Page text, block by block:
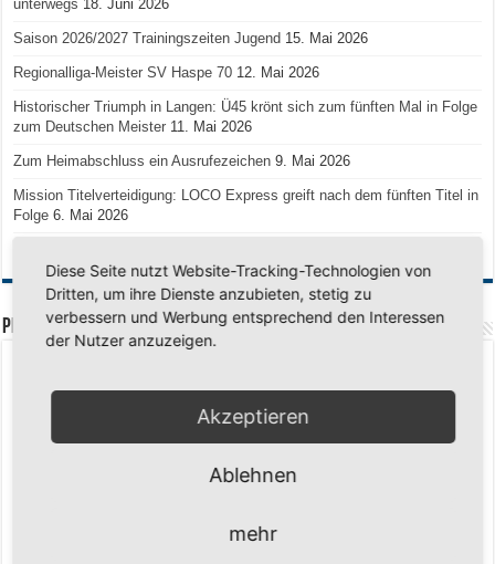
unterwegs 18. Juni 2026
Saison 2026/2027 Trainingszeiten Jugend 15. Mai 2026
Regionalliga-Meister SV Haspe 70 12. Mai 2026
Historischer Triumph in Langen: Ü45 krönt sich zum fünften Mal in Folge
zum Deutschen Meister 11. Mai 2026
Zum Heimabschluss ein Ausrufezeichen 9. Mai 2026
Mission Titelverteidigung: LOCO Express greift nach dem fünften Titel in
Folge 6. Mai 2026
PREMIUMPARTNER
Diese Seite nutzt Website-Tracking-Technologien von
Dritten, um ihre Dienste anzubieten, stetig zu
verbessern und Werbung entsprechend den Interessen
der Nutzer anzuzeigen.
Akzeptieren
Ablehnen
mehr